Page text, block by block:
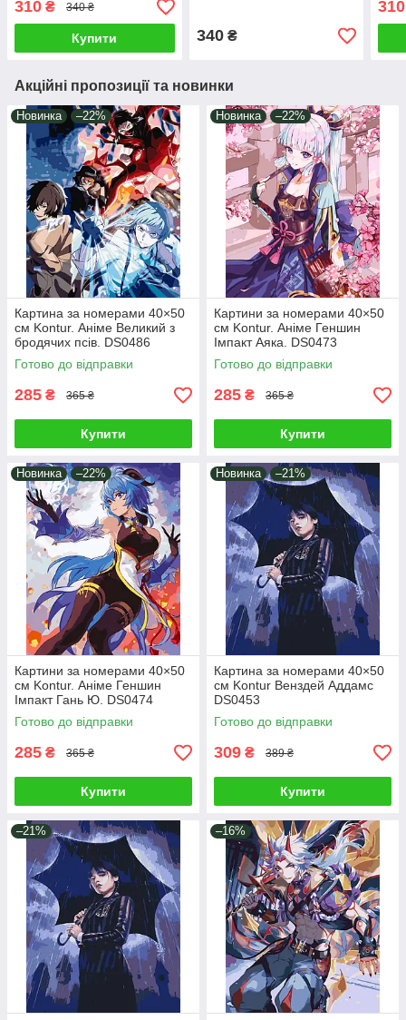
310 ₴ 340 ₴
Купити 340₴
310
Акційні пропозиції та новинки
Новинка –22%
Картина за номерами 40×50
см Kontur. Аніме Великий з
бродячих псів. DS0486
Готово до відправки
285 ₴ 365 ₴
Купити
Новинка –22%
Картини за номерами 40×50
см Kontur. Аніме Геншин
Імпакт Аяка. DS0473
Готово до відправки
285 ₴ 365 ₴
Купити
Новинка –22%
Картини за номерами 40×50
см Kontur. Аніме Геншин
Імпакт Гань Ю. DS0474
Готово до відправки
285 ₴ 365 ₴
Купити
Новинка –21%
Картина за номерами 40×50
см Kontur Венздей Аддамс
DS0453
Готово до відправки
309 ₴ 389 ₴
Купити
–21% –16%